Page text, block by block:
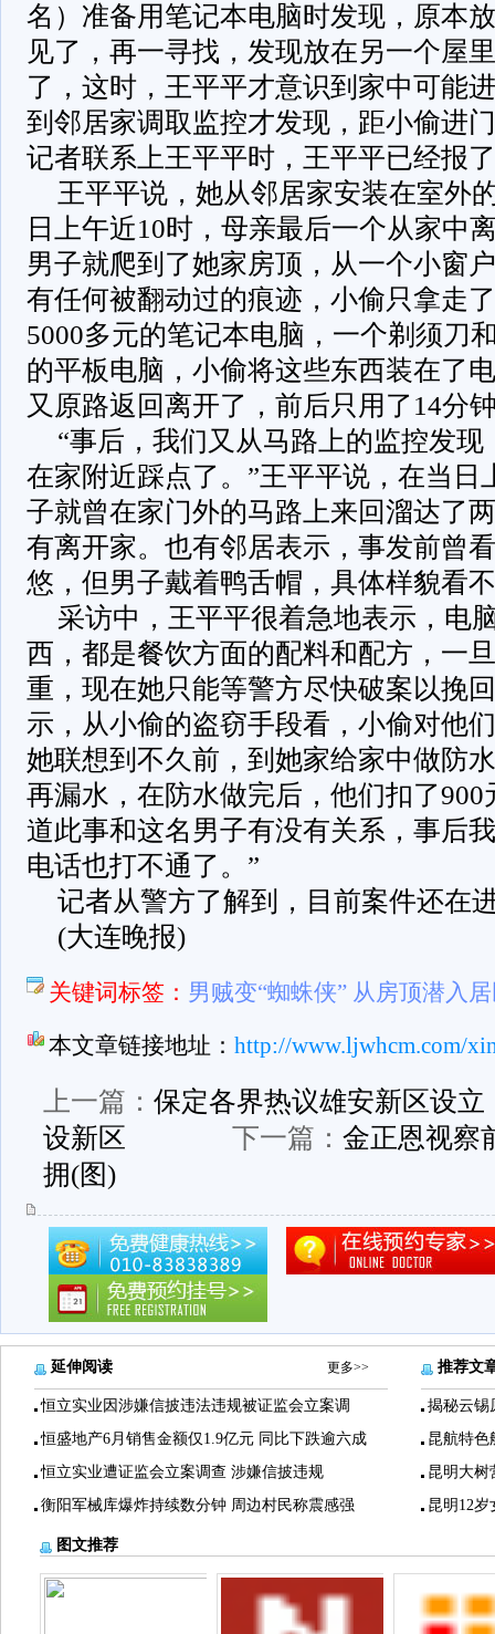
名）准备用笔记本电脑时发现，原本
见了，再一寻找，发现放在另一个屋
了，这时，王平平才意识到家中可能
到邻居家调取监控才发现，距小偷进
记者联系上王平平时，王平平已经报
王平平说，她从邻居家安装在室外
日上午近10时，母亲最后一个从家中
男子就爬到了她家房顶，从一个小窗
有任何被翻动过的痕迹，小偷只拿走
5000多元的笔记本电脑，一个剃须刀
的平板电脑，小偷将这些东西装在了
又原路返回离开了，前后只用了14分
“事后，我们又从马路上的监控发
在家附近踩点了。”王平平说，在当日
子就曾在家门外的马路上来回溜达了
有离开家。也有邻居表示，事发前曾
悠，但男子戴着鸭舌帽，具体样貌看
采访中，王平平很着急地表示，电
西，都是餐饮方面的配料和配方，一
重，现在她只能等警方尽快破案以挽
示，从小偷的盗窃手段看，小偷对他
她联想到不久前，到她家给家中做防
再漏水，在防水做完后，他们扣了900
道此事和这名男子有没有关系，事后
电话也打不通了。”
记者从警方了解到，目前案件还在
(大连晚报)
关键词标签： 男贼变“蜘蛛侠” 从房顶潜入
本文章链接地址： http://www.ljwhcm.com/
上一篇： 保定各界热议雄安新区设
设新区
下一篇： 金正恩视察
拥(图)
延伸阅读 更多>>
恒立实业因涉嫌信披违法违规被证监会立案调
恒盛地产6月销售金额仅1.9亿元 同比下跌逾六成
恒立实业遭证监会立案调查 涉嫌信披违规
衡阳军械库爆炸持续数分钟 周边村民称震感强
推荐文
揭秘云锡
昆航特色
昆明大树
昆明12
图文推荐